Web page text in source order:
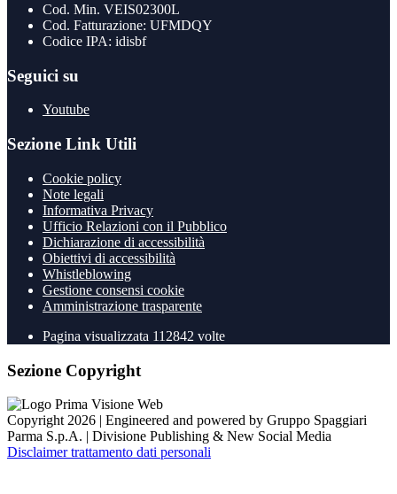
Cod. Min. VEIS02300L
Cod. Fatturazione: UFMDQY
Codice IPA: idisbf
Seguici su
Youtube
Sezione Link Utili
Cookie policy
Note legali
Informativa Privacy
Ufficio Relazioni con il Pubblico
Dichiarazione di accessibilità
Obiettivi di accessibilità
Whistleblowing
Gestione consensi cookie
Amministrazione trasparente
Pagina visualizzata 112842 volte
Sezione Copyright
Copyright 2026 | Engineered and powered by Gruppo Spaggiari
Parma S.p.A. | Divisione Publishing & New Social Media
Disclaimer trattamento dati personali